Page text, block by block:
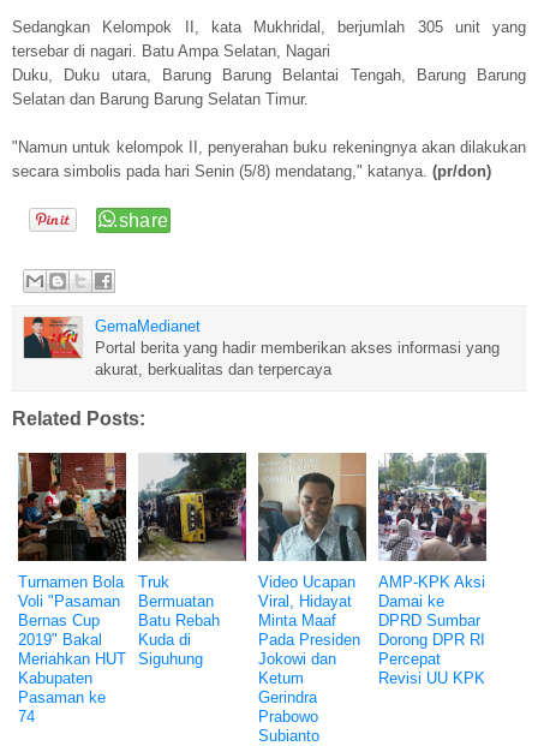
Sedangkan Kelompok II, kata Mukhridal, berjumlah 305 unit yang
tersebar di nagari. Batu Ampa Selatan, Nagari
Duku, Duku utara, Barung Barung Belantai Tengah, Barung Barung
Selatan dan Barung Barung Selatan Timur.
"Namun untuk kelompok II, penyerahan buku rekeningnya akan dilakukan
secara simbolis pada hari Senin (5/8) mendatang," katanya. (pr/don)
GemaMedianet
Portal berita yang hadir memberikan akses informasi yang
akurat, berkualitas dan terpercaya
Related Posts:
Turnamen Bola
Voli "Pasaman
Bernas Cup
2019" Bakal
Meriahkan HUT
Kabupaten
Pasaman ke
74
Truk
Bermuatan
Batu Rebah
Kuda di
Siguhung
Video Ucapan
Viral, Hidayat
Minta Maaf
Pada Presiden
Jokowi dan
Ketum
Gerindra
Prabowo
Subianto
AMP-KPK Aksi
Damai ke
DPRD Sumbar
Dorong DPR RI
Percepat
Revisi UU KPK